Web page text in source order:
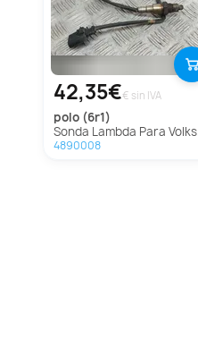
42,35€€ sin IVA
polo (6r1)
Sonda Lambda Para Volkswagen Polo
4890008